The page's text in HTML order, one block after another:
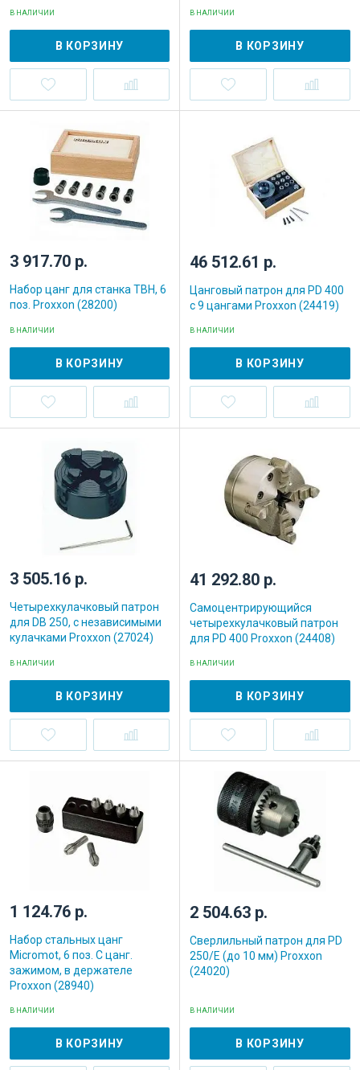
В НАЛИЧИИ
В КОРЗИНУ
В НАЛИЧИИ
В КОРЗИНУ
3 917.70 р.
Набор цанг для станка TBH, 6
поз. Proxxon (28200)
В НАЛИЧИИ
В КОРЗИНУ
46 512.61 р.
Цанговый патрон для PD 400
с 9 цангами Proxxon (24419)
В НАЛИЧИИ
В КОРЗИНУ
3 505.16 р.
Четырехкулачковый патрон
для DB 250, с независимыми
кулачками Proxxon (27024)
В НАЛИЧИИ
В КОРЗИНУ
41 292.80 р.
Самоцентрирующийся
четырехкулачковый патрон
для PD 400 Proxxon (24408)
В НАЛИЧИИ
В КОРЗИНУ
1 124.76 р.
Набор стальных цанг
Micromot, 6 поз. С цанг.
зажимом, в держателе
Proxxon (28940)
В НАЛИЧИИ
В КОРЗИНУ
2 504.63 р.
Сверлильный патрон для PD
250/E (до 10 мм) Proxxon
(24020)
В НАЛИЧИИ
В КОРЗИНУ